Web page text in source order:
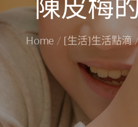
陳皮梅
Home [生活]生活點滴